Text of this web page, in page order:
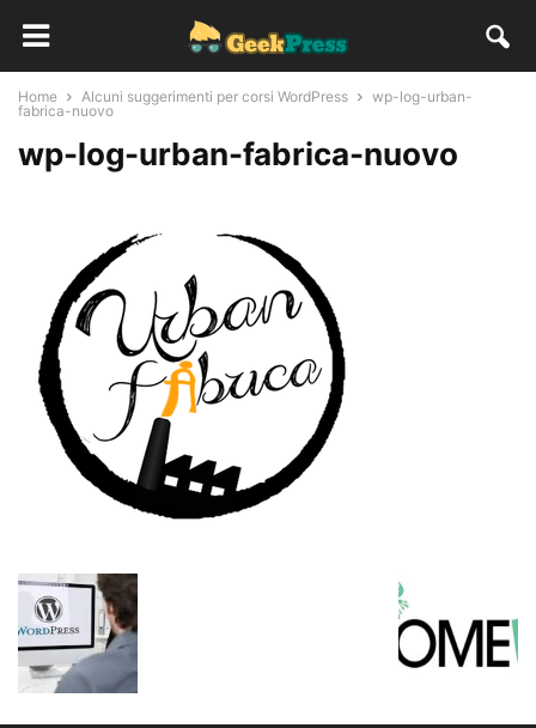
Home Alcuni suggerimenti per corsi WordPress
wp-log-urban-
fabrica-nuovo
wp-log-urban-fabrica-nuovo